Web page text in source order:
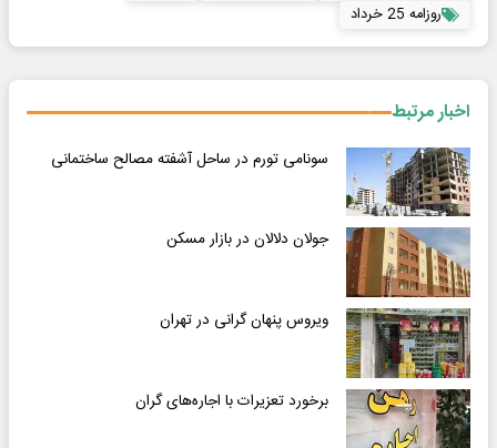
روزامه 25 خرداد
اخبار مرتبط
سونامی تورم در ساحل آشفته مصالح ساختمانی
جولان دلالان در بازار مسکن
ویروس پنهان گرانی در تهران
برخورد تعزیرات با اجاره‌های گران